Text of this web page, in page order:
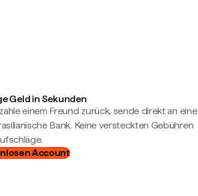
Geld in Sekunden
einem Freund zurück, sende direkt an eine
Bank. Keine versteckten Gebühren
Account